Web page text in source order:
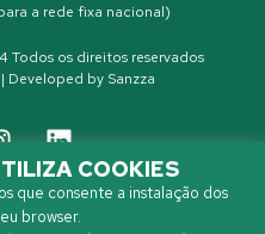
a rede fixa nacional)
Todos os direitos reservados
| Developed by Sanzza
COOKIES
que consente a instalação dos
browser.